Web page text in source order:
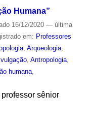
Humana”
16/12/2020 — última
em: Professores
, Arqueologia,
, Antropologia,
humana,
sênior